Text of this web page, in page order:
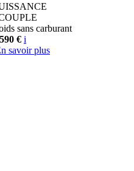
sans carburant
€ i
savoir plus